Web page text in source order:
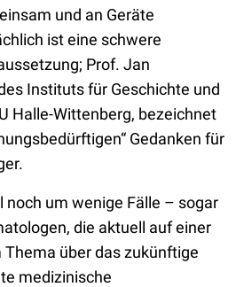
und an Geräte
ist eine schwere
Prof. Jan
Instituts für Geschichte und
Halle-Wittenberg, bezeichnet
Gedanken für
noch um wenige Fälle – sogar
die aktuell auf einer
über das zukünftige
medizinische